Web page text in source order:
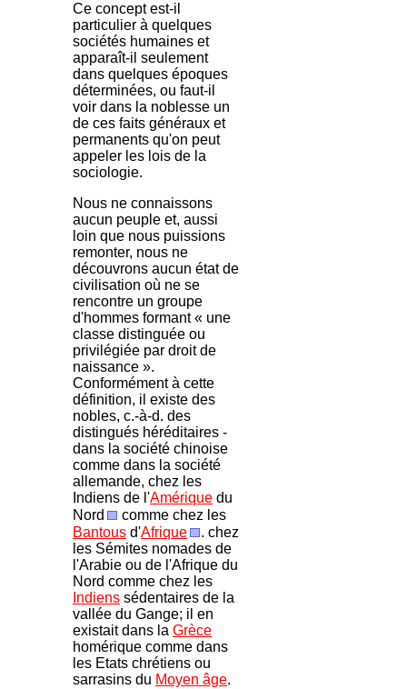
Ce concept est-il
particulier à quelques
sociétés humaines et
apparaît-il seulement
dans quelques époques
déterminées, ou faut-il
voir dans la noblesse un
de ces faits généraux et
permanents qu'on peut
appeler les lois de la
sociologie.
Nous ne connaissons
aucun peuple et, aussi
loin que nous puissions
remonter, nous ne
découvrons aucun état de
civilisation où ne se
rencontre un groupe
d'hommes formant « une
classe distinguée ou
privilégiée par droit de
naissance ».
Conformément à cette
définition, il existe des
nobles, c.-à-d. des
distingués héréditaires -
dans la société chinoise
comme dans la société
allemande, chez les
Indiens de l'Amérique du
Nord
comme chez les
Bantous d'Afrique
. chez
les Sémites nomades de
l'Arabie ou de l'Afrique du
Nord comme chez les
Indiens sédentaires de la
vallée du Gange; il en
existait dans la Grèce
homérique comme dans
les Etats chrétiens ou
sarrasins du Moyen âge.